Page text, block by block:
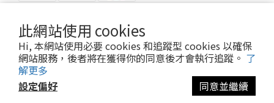
此網站使用 cookies
Hi, 本網站使用必要 cookies 和追蹤型 cookies 以確保
網站服務，後者將在獲得你的同意後才會執行追蹤。 了
解更多
設定偏好
同意並繼續
Powered by Cavalier